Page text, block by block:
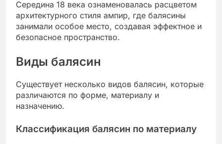
Середина 18 века ознаменовалась расцветом
архитектурного стиля ампир, где балясины
занимали особое место, создавая эффектное и
безопасное пространство.
Виды балясин
Существует несколько видов балясин, которые
различаются по форме, материалу и
назначению.
Классификация балясин по материалу